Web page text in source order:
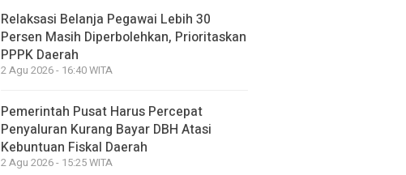
Relaksasi Belanja Pegawai Lebih 30
Persen Masih Diperbolehkan, Prioritaskan
PPPK Daerah
2 Agu 2026 - 16:40 WITA
Pemerintah Pusat Harus Percepat
Penyaluran Kurang Bayar DBH Atasi
Kebuntuan Fiskal Daerah
2 Agu 2026 - 15:25 WITA